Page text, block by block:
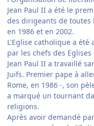
Jean Paul II a été le
des dirigeants de toutes
en 1986 et en 2002.
L'Eglise catholique a
par les chefs des
Jean Paul II a travaillé
Juifs. Premier pape à
Rome, en 1986 -, son
a marqué un tournant
religions.
Après avoir demandé